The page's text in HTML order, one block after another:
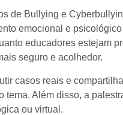
de Bullying e
emocional e
educadores estejam
seguro e acolhedor.
casos reais e
tema. Além disso, a
ou virtual.